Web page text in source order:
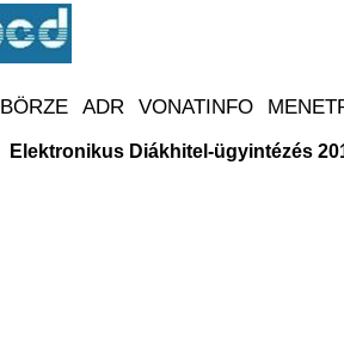
Elektronikus Diákhitel-ügyintézés